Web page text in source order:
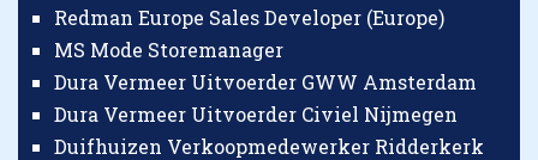
Redman Europe Sales Developer (Europe)
MS Mode Storemanager
Dura Vermeer Uitvoerder GWW Amsterdam
Dura Vermeer Uitvoerder Civiel Nijmegen
Duifhuizen Verkoopmedewerker Ridderkerk